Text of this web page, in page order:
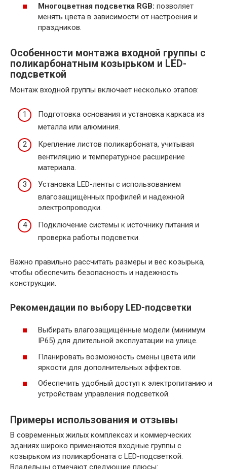
Многоцветная подсветка RGB: позволяет
менять цвета в зависимости от настроения и
праздников.
Особенности монтажа входной группы с
поликарбонатным козырьком и LED-
подсветкой
Монтаж входной группы включает несколько этапов:
Подготовка основания и установка каркаса из
металла или алюминия.
Крепление листов поликарбоната, учитывая
вентиляцию и температурное расширение
материала.
Установка LED-ленты с использованием
влагозащищённых профилей и надежной
электропроводки.
Подключение системы к источнику питания и
проверка работы подсветки.
Важно правильно рассчитать размеры и вес козырька,
чтобы обеспечить безопасность и надежность
конструкции.
Рекомендации по выбору LED-подсветки
Выбирать влагозащищённые модели (минимум
IP65) для длительной эксплуатации на улице.
Планировать возможность смены цвета или
яркости для дополнительных эффектов.
Обеспечить удобный доступ к электропитанию и
устройствам управления подсветкой.
Примеры использования и отзывы
В современных жилых комплексах и коммерческих
зданиях широко применяются входные группы с
козырьком из поликарбоната с LED-подсветкой.
Владельцы отмечают следующие плюсы: